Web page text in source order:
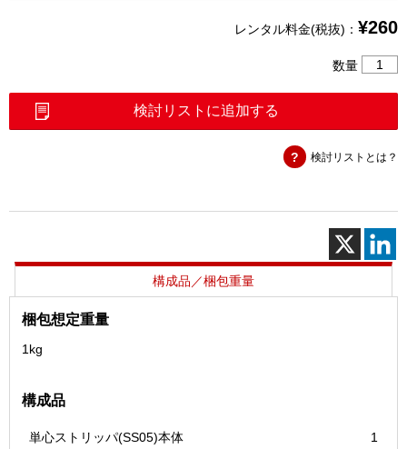
レンタル料金(税抜)： ¥260
数量
ッ
個
検討リストに追加する
検討リストとは？
構成品／梱包重量
梱包想定重量
1kg
構成品
単心ストリッパ(SS05)本体 1